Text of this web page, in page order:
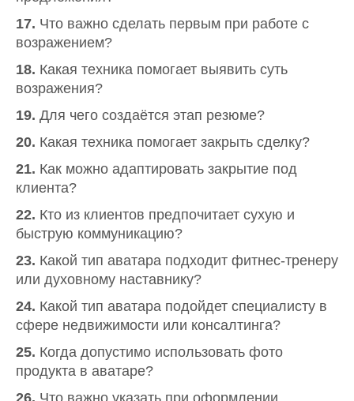
17. Что важно сделать первым при работе с
возражением?
18. Какая техника помогает выявить суть
возражения?
19. Для чего создаётся этап резюме?
20. Какая техника помогает закрыть сделку?
21. Как можно адаптировать закрытие под
клиента?
22. Кто из клиентов предпочитает сухую и
быструю коммуникацию?
23. Какой тип аватара подходит фитнес-тренеру
или духовному наставнику?
24. Какой тип аватара подойдет специалисту в
сфере недвижимости или консалтинга?
25. Когда допустимо использовать фото
продукта в аватаре?
26. Что важно указать при оформлении